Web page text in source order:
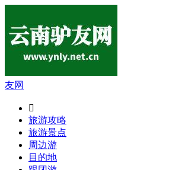
友网

旅游攻略
旅游景点
周边游
目的地